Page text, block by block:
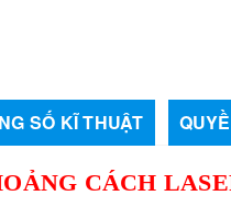
SỐ KĨ THUẬT
CÁCH